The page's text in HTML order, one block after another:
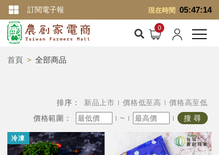
現在時間 05:47:15
訂閱電子報
首頁 全部商品
排序： 新品上市 價格低至高
價格高至低
價格範圍：
~ 搜 尋
冷凍